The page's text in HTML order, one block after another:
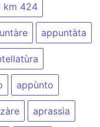
km 424
appuntàta
appùnto
aprassìa